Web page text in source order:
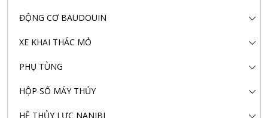
ĐỘNG CƠ BAUDOUIN
XE KHAI THÁC MỎ
PHỤ TÙNG
HỘP SỐ MÁY THỦY
HỆ THỦY LỰC NANIBI